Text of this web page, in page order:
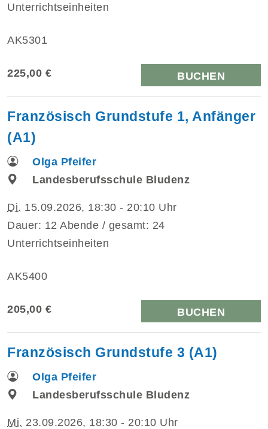
Unterrichtseinheiten
AK5301
225,00 € BUCHEN
Französisch Grundstufe 1, Anfänger
(A1)
Olga Pfeifer
Landesberufsschule Bludenz
Di. 15.09.2026, 18:30 - 20:10 Uhr
Dauer: 12 Abende / gesamt: 24
Unterrichtseinheiten
AK5400
205,00 € BUCHEN
Französisch Grundstufe 3 (A1)
Olga Pfeifer
Landesberufsschule Bludenz
Mi. 23.09.2026, 18:30 - 20:10 Uhr